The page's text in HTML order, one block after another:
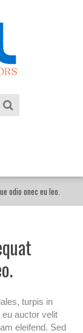
odio onec eu leo.
turpis in
auctor velit
eleifend. Sed